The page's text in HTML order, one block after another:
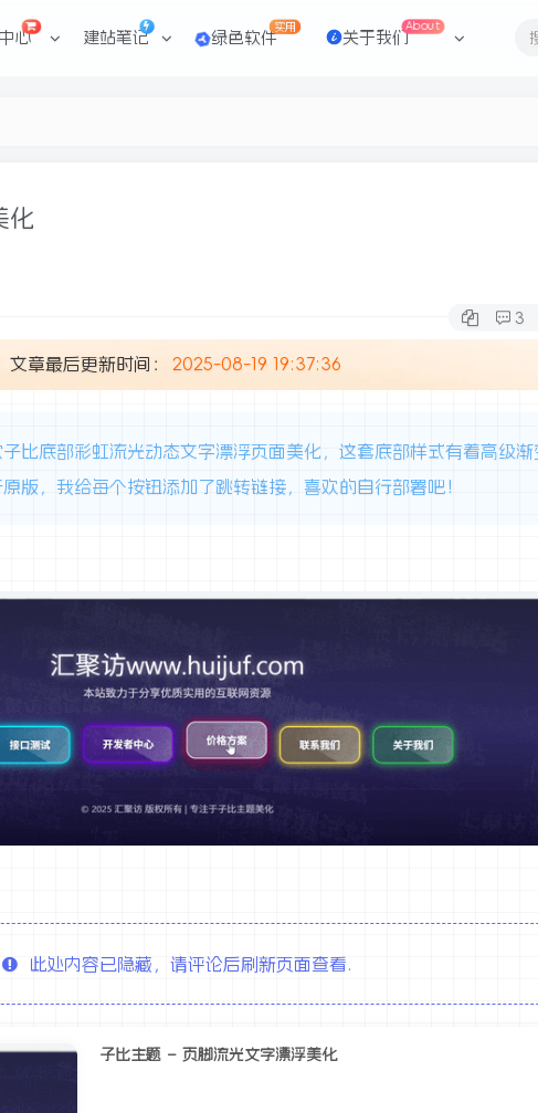
心 建站笔记 绿色软件
实用
关于我们
About
化
3
文章最后更新时间： 2025-08-19 19:37:36
比底部彩虹流光动态文字漂浮页面美化，这套底部样式有着高级
版，我给每个按钮添加了跳转链接，喜欢的自行部署吧！
此处内容已隐藏，请评论后刷新页面查看.
子比主题 – 页脚流光文字漂浮美化
扫码登
使用